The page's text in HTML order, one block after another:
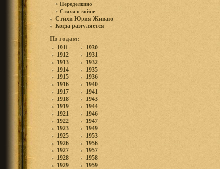
Переделкино
Стихи о войне
Стихи Юрия Живаго
Когда разгуляется
По годам:
1911
1912
1913
1914
1915
1916
1917
1918
1919
1921
1922
1923
1925
1926
1927
1928
1929
1930
1931
1932
1935
1936
1940
1941
1943
1944
1946
1947
1949
1953
1956
1957
1958
1959